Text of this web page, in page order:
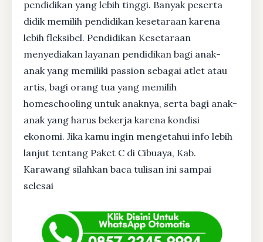
pendidikan yang lebih tinggi. Banyak peserta
didik memilih pendidikan kesetaraan karena
lebih fleksibel. Pendidikan Kesetaraan
menyediakan layanan pendidikan bagi anak-
anak yang memiliki passion sebagai atlet atau
artis, bagi orang tua yang memilih
homeschooling untuk anaknya, serta bagi anak-
anak yang harus bekerja karena kondisi
ekonomi. Jika kamu ingin mengetahui info lebih
lanjut tentang Paket C di Cibuaya, Kab.
Karawang silahkan baca tulisan ini sampai
selesai